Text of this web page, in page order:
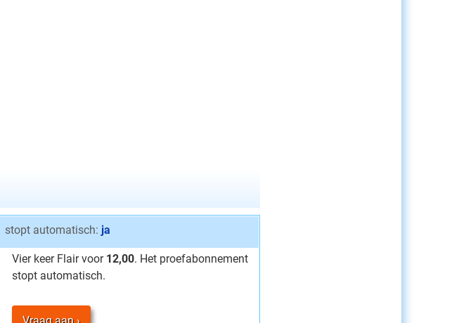
stopt automatisch: ja
Vier keer Flair voor 12,00. Het proefabonnement
stopt automatisch.